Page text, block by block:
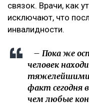
связок. Врачи, как
исключают, что
инвалидности.
– Пока же
человек
факт сегодня
чем любые